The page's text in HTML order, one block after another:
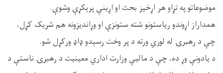
موضوعاتو په تړاو هر اړخیز بحث او اړینې پرېکړې وشوې.
همداراز اړوندو ریاستونو شته ستونزې او وړاندیزونه هم شریک کړل،
چې د رهبرۍ له لوري ورته د پر وخت رسېدو ډاډ ورکړل شو.
د یادونې وړ ده، چې د مالیې وزارت اداري معینیت د رهبرۍ ناستې د